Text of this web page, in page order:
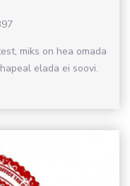
miks on hea omada
elada ei soovi.